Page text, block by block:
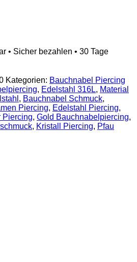
• Sicher bezahlen • 30 Tage
Kategorien: Bauchnabel Piercing
, Edelstahl 316L, Material
, Bauchnabel Schmuck,
Piercing, Edelstahl Piercing,
Piercing, Gold Bauchnabelpiercing,
, Kristall Piercing, Pfau